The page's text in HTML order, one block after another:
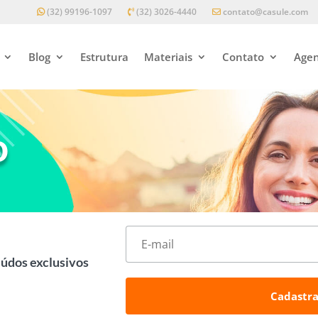
(32) 99196-1097 (32) 3026-4440 contato@casule.com
Blog Estrutura Materiais Contato
exclusivos